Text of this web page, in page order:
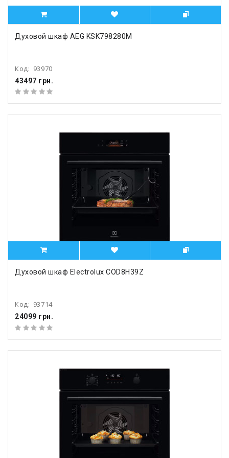
Духовой шкаф AEG KSK798280M
Код: 93970
43497 грн.
Духовой шкаф Electrolux COD8H39Z
Код: 93714
24099 грн.